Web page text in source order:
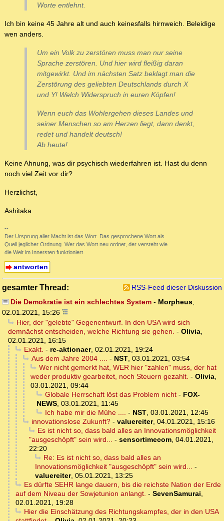
Worte entlehnt.
Ich bin keine 45 Jahre alt und auch keinesfalls hirnweich. Beleidige
wen anders.
Um ein Volk zu zerstören muss man nur seine
Sprache zerstören. Und hier wird fleißig daran
mitgewirkt. Und im nächsten Satz beklagt man die
Zerstörung des geliebten Deutschlands durch X
und Y! Welch Widerspruch in euren Köpfen!
Wenn euch das Wohlergehen dieses Landes und
seiner Menschen so am Herzen liegt, dann denkt,
redet und handelt deutsch!
Ab heute!
Keine Ahnung, was dir psychisch wiederfahren ist. Hast du denn
noch viel Zeit vor dir?
Herzlichst,
Ashitaka
--
Der Ursprung aller Macht ist das Wort. Das gesprochene Wort als
Quell jeglicher Ordnung. Wer das Wort neu ordnet, der versteht wie
die Welt im Innersten funktioniert.
antworten
gesamter Thread:
RSS-Feed dieser Diskussion
Die Demokratie ist ein schlechtes System- Morpheus,
02.01.2021, 15:26
Hier, der "gelebte" Gegenentwurf. In den USA wird sich
demnächst entscheiden, welche Richtung sie gehen. - Olivia,
02.01.2021, 16:15
Exakt. - re-aktionaer, 02.01.2021, 19:24
Aus dem Jahre 2004 .... - NST, 03.01.2021, 03:54
Wer nicht gemerkt hat, WER hier "zahlen" muss, der hat
weder produktiv gearbeitet, noch Steuern gezahlt. - Olivia,
03.01.2021, 09:44
Globale Herrschaft löst das Problem nicht- FOX-
NEWS, 03.01.2021, 11:45
Ich habe mir die Mühe .... - NST, 03.01.2021, 12:45
innovationslose Zukunft?- valuereiter, 04.01.2021, 15:16
Es ist nicht so, dass bald alles an Innovationsmöglichkeit
"ausgeschöpft" sein wird... - sensortimecom, 04.01.2021,
22:20
Re: Es ist nicht so, dass bald alles an
Innovationsmöglichkeit "ausgeschöpft" sein wird... -
valuereiter, 05.01.2021, 13:25
Es dürfte SEHR lange dauern, bis die reichste Nation der Erde
auf dem Niveau der Sowjetunion anlangt. - SevenSamurai,
02.01.2021, 19:28
Hier die Einschätzung des Richtungskampfes, der in den USA